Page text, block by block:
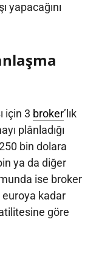
yapacağını
için 3 broker’lık
plânladığı
bin dolara
ya da diğer
ise broker
kadar
göre